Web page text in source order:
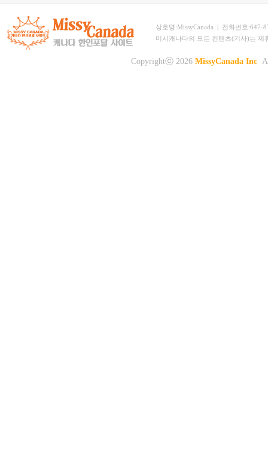
상호명:MissyCanada | 전화번호:647-
미시캐나다의 모든 컨텐츠(기사)는
Copyrightⓒ 2026 MissyCanada Inc